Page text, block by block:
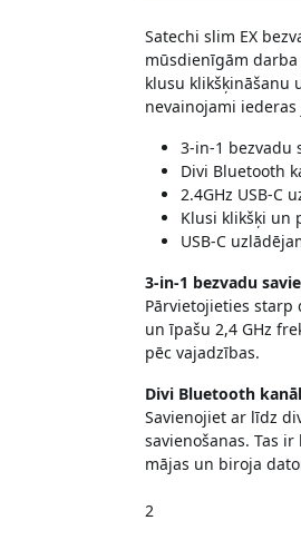
Satechi slim EX
mūsdienīgām darba
klusu klikšķināšanu
nevainojami
3-in-1 bezvadu
Divi Bluetooth
2.4GHz USB-C
Klusi klikšķi un
USB-C
3-in-1 bezvadu
Pārvietojieties starp
un īpašu 2,4 GHz
pēc vajadzības.
Divi Bluetooth
Savienojiet ar līdz
savienošanas. Tas
mājas un biroja
2